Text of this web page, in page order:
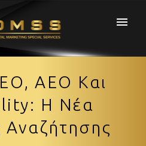
AEO Και
Η Νέα
Αναζήτησης